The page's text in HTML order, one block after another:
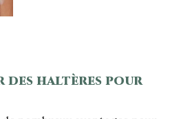
haltères pour